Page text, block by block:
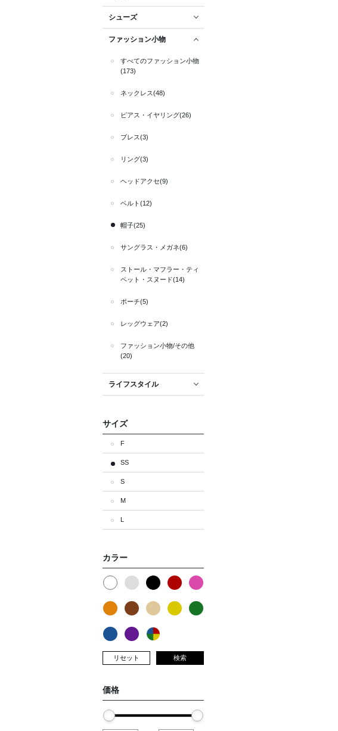
シューズ
ファッション小物
すべてのファッション小物
(173)
ネックレス(48)
ピアス・イヤリング(26)
ブレス(3)
リング(3)
ヘッドアクセ(9)
ベルト(12)
帽子(25)
サングラス・メガネ(6)
ストール・マフラー・ティ
ペット・スヌード(14)
ポーチ(5)
レッグウェア(2)
ファッション小物/その他
(20)
ライフスタイル
サイズ
F
SS
S
M
L
カラー
リセット 検索
価格